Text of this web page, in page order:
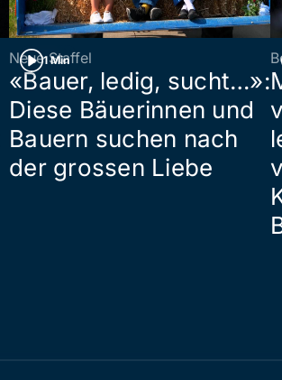
1 Min
Neue Staffel
«Bauer, ledig, sucht…»:
Diese Bäuerinnen und
Bauern suchen nach
der grossen Liebe